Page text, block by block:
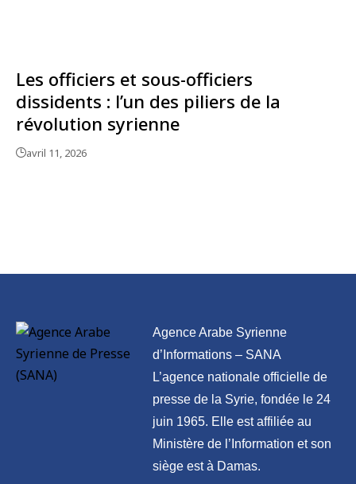
Les officiers et sous-officiers
dissidents : l’un des piliers de la
révolution syrienne
avril 11, 2026
Agence Arabe Syrienne
d’Informations – SANA
L’agence nationale officielle de
presse de la Syrie, fondée le 24
juin 1965. Elle est affiliée au
Ministère de l’Information et son
siège est à Damas.